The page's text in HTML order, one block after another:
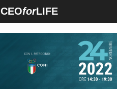
CEOforLIFE